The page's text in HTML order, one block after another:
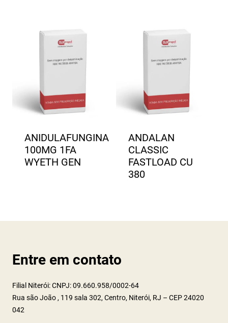
ANIDULAFUNGINA
100MG 1FA
WYETH GEN
ANDALAN
CLASSIC
FASTLOAD CU
380
Entre em contato
Filial Niterói: CNPJ: 09.660.958/0002-64
Rua são João , 119 sala 302, Centro, Niterói, RJ – CEP 24020
042